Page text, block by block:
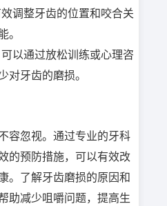
调整牙齿的位置和咬合关
。
以通过放松训练或心理咨
对牙齿的磨损。
容忽视。通过专业的牙科
的预防措施，可以有效改
。了解牙齿磨损的原因和
助减少咀嚼问题，提高生